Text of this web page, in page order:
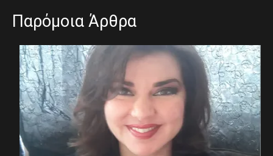
Παρόμοια Άρθρα